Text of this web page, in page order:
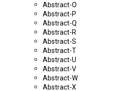
Abstract-O
Abstract-P
Abstract-Q
Abstract-R
Abstract-S
Abstract-T
Abstract-U
Abstract-V
Abstract-W
Abstract-X